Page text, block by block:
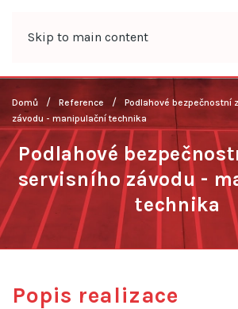
Skip to main content
Domů Reference
Podlahové bezpečnostní
závodu - manipulační technika
Podlahové
servisního závodu -
technika
Popis realizace